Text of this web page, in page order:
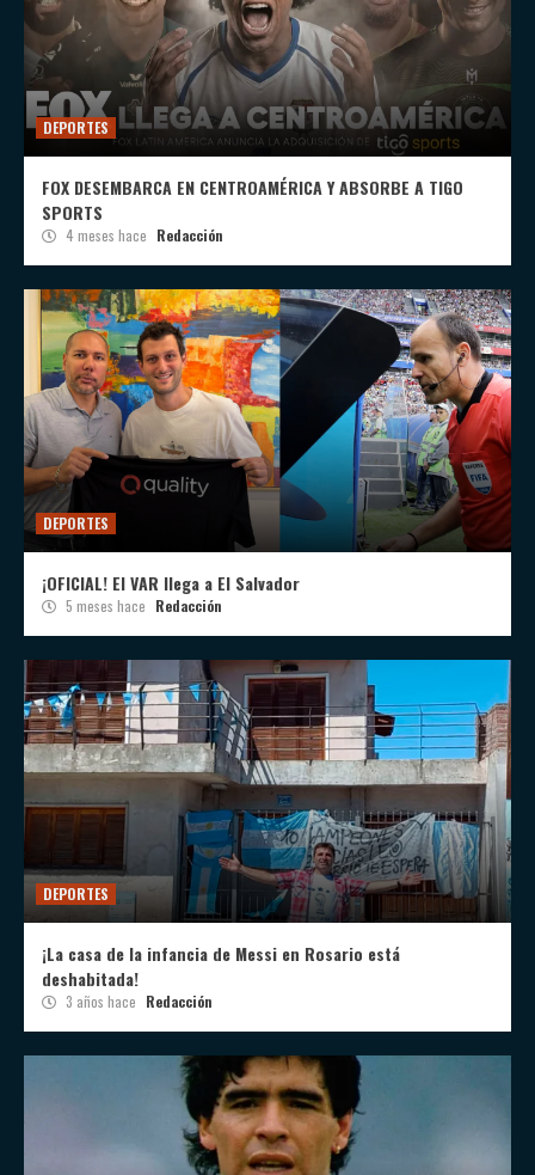
DEPORTES
FOX DESEMBARCA EN CENTROAMÉRICA Y ABSORBE A TIGO
SPORTS
4 meses hace Redacción
DEPORTES
¡OFICIAL! El VAR llega a El Salvador
5 meses hace Redacción
DEPORTES
¡La casa de la infancia de Messi en Rosario está
deshabitada!
3 años hace Redacción